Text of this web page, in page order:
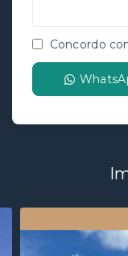
Concordo